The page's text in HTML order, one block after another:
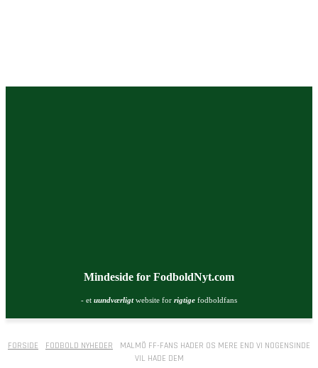
Mindeside for FodboldNyt.com
- et uundværligtwebsite for rigtige fodboldfans
FORSIDE FODBOLD NYHEDER
MALMÖ FF-FANS HADER OS MERE END VI NOGENSINDE
VIL HADE DEM